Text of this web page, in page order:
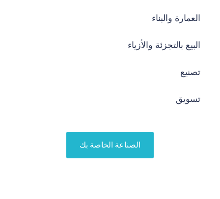
العمارة والبناء
البيع بالتجزئة والأزياء
تصنيع
تسويق
الصناعة الخاصة بك